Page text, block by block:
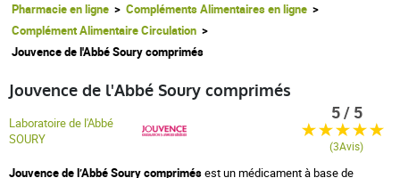
Pharmacie en ligne
Compléments Alimentaires en ligne
Complément Alimentaire Circulation
Jouvence de l'Abbé Soury comprimés
Jouvence de l'Abbé Soury comprimés
Laboratoire de l'Abbé
SOURY
Jouvence de l’Abbé Soury comprimésest un médicament à base de
5 / 5
(3Avis)